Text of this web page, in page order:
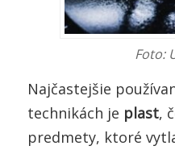
Foto:
Najčastejšie
technikách je plast,
predmety, ktoré